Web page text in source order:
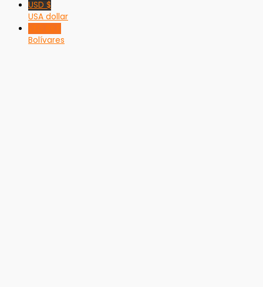
USD $
USA dollar
VED Bs F
Bolívares